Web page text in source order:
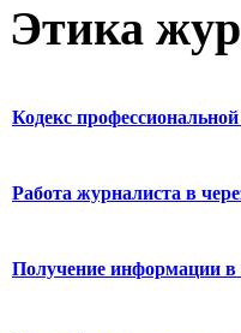
Этика
Кодекс
Работа журналиста в
Получение информации в